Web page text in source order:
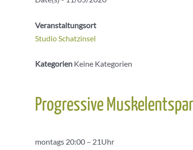
Veranstaltungsort
Studio Schatzinsel
Kategorien Keine Kategorien
Progressive
montags 20:00 – 21Uhr